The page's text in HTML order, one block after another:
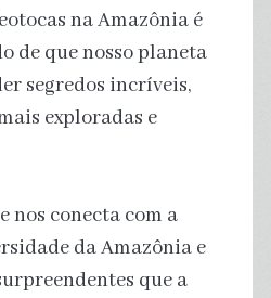
na Amazônia é
de que nosso planeta
segredos incríveis,
exploradas e
nos conecta com a
da Amazônia e
que a